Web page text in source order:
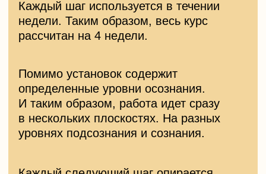
Получить аудиосеанс ...